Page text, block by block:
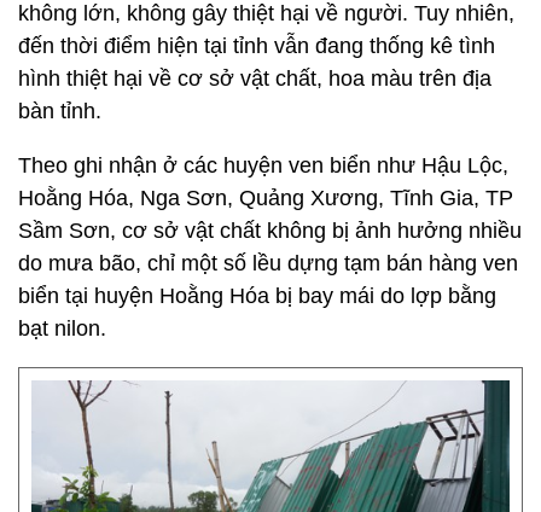
không lớn, không gây thiệt hại về người. Tuy nhiên,
đến thời điểm hiện tại tỉnh vẫn đang thống kê tình
hình thiệt hại về cơ sở vật chất, hoa màu trên địa
bàn tỉnh.
Theo ghi nhận ở các huyện ven biển như Hậu Lộc,
Hoằng Hóa, Nga Sơn, Quảng Xương, Tĩnh Gia, TP
Sầm Sơn, cơ sở vật chất không bị ảnh hưởng nhiều
do mưa bão, chỉ một số lều dựng tạm bán hàng ven
biển tại huyện Hoằng Hóa bị bay mái do lợp bằng
bạt nilon.